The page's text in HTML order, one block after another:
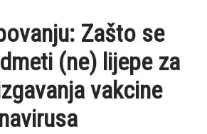
Zašto se
(ne) lijepe za
vakcine